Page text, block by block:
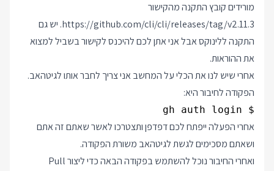
מורידים קובץ התקנה מהקישור
https://github.com/cli/cli/releases/tag/v2.11.3. יש גם
התקנה ללינוקס אבל אני אתן לכם להיכנס לקישור בשביל למצוא
את ההוראות.
אחרי שיש לנו את הכלי על המחשב אני צריך לחבר אותו לגיטהאב.
הפקודה לחיבור היא:
$ gh auth login
אחרי הפעלה ייפתח לכם דפדפן ותצטרכו לאשר שאתם זה אתם
ושאתם מסכימים לגשת לגיטהאב משורת הפקודה.
ואחרי החיבור נוכל להשתמש בפקודה הבאה כדי ליצור Pull